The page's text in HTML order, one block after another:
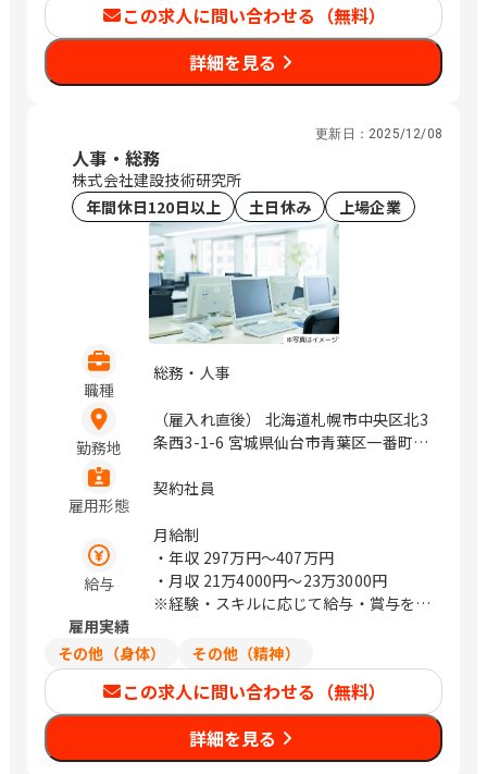
愛知県名古屋市中区錦1-5-13 オリッ
クス名古屋錦ビル 大阪府大阪市中央区
道修町1-6-7 JMFビル北浜01 福岡県福
岡市中央区大名2-4-12 CTI福岡ビル
幌、仙台、万博記念公園、研究学園、さ
いたま新都心、与野、北与野、水天宮
前、浜町、伏見、北浜、赤坂
この求人に問い合わせる（無料）
詳細を見る
更新日： 2025/12/08
人事・総務
株式会社建設技術研究所
年間休日120日以上
土日休み 上場企業
職種
総務・人事
勤務地
（雇入れ直後） 北海道札幌市中央区北3
条西3-1-6 宮城県仙台市青葉区一番町4-
玉県さいたま市浦和区上木崎1-14-6
区新都心11－2 明治安田生命さいたま
新都心ビル 東京都中央区日本橋浜町3-
21-1 日本橋浜町Fタワー 東京都中央区
日本橋蛎殻町2-14-5 KDX浜町中ノ橋ビ
本橋安田スカイゲート 東京都中央区日
本橋浜町3-3-2 トルナーレ日本橋浜町
愛知県名古屋市中区錦1-5-13 オリッ
クス名古屋錦ビル 大阪府大阪市中央区
道修町1-6-7 JMFビル北浜01 福岡県福
岡市中央区大名2-4-12 CTI福岡ビル
雇用形態
契約社員
給与
月給制
・年収 297万円〜407万円
・月収 21万4000円〜23万3000円
※経験・スキルに応じて給与・賞与を決
雇用実績
その他（身体）
その他（精神）
この求人に問い合わせる（無料）
詳細を見る